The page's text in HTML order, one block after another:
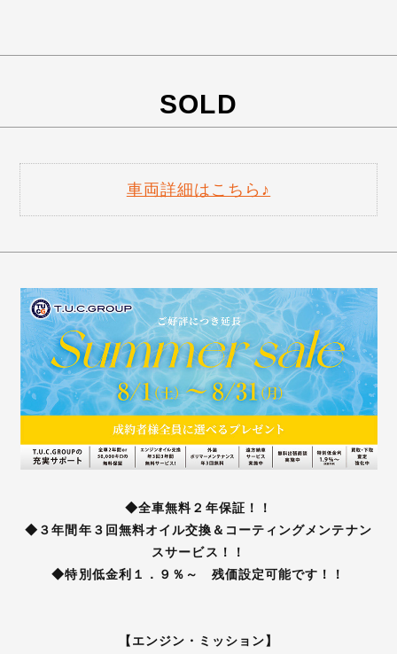
SOLD
車両詳細はこちら♪
◆全車無料２年保証！！
◆３年間年３回無料オイル交換＆コーティングメンテナン
スサービス！！
◆特別低金利１．９％～ 残価設定可能です！！
【エンジン・ミッション】